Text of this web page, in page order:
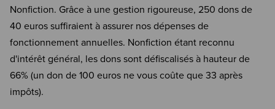
Nonfiction. Grâce à une gestion rigoureuse, 250 dons de
40 euros suffiraient à assurer nos dépenses de
fonctionnement annuelles. Nonfiction étant reconnu
d'intérêt général, les dons sont défiscalisés à hauteur de
66% (un don de 100 euros ne vous coûte que 33 après
impôts).